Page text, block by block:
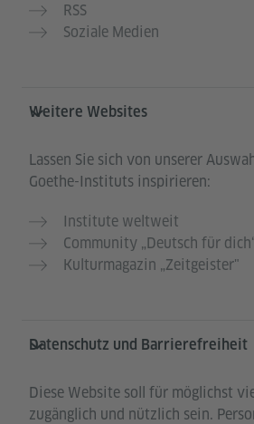
RSS
Soziale Medien
Weitere Websites
Lassen Sie sich von unserer
Goethe-Instituts inspirieren:
Institute weltweit
Community „Deutsch für
Kulturmagazin „Zeitgeister"
Datenschutz und Barrierefreiheit
Diese Website soll für möglichst
zugänglich und nützlich sein.